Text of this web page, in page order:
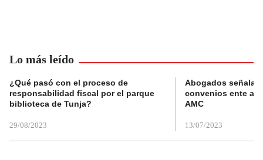
Lo más leído
¿Qué pasó con el proceso de
responsabilidad fiscal por el parque
biblioteca de Tunja?
29/08/2023
Abogados
convenios ente
AMC
13/07/2023